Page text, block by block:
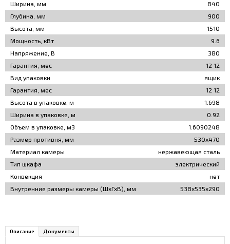
Ширина, мм
840
Глубина, мм
900
Высота, мм
1510
Мощность, кВт
9.6
Напряжение, В
380
Гарантия, мес
12 12
Вид упаковки
ящик
Гарантия, мес
12 12
Высота в упаковке, м
1.698
Ширина в упаковке, м
0.92
Объем в упаковке, м3
1.6090248
Размер противня, мм
530х470
Материал камеры
нержавеющая сталь
Тип шкафа
электрический
Конвекция
нет
Внутренние размеры камеры (ШхГхВ), мм
538x535x290
Описание Документы